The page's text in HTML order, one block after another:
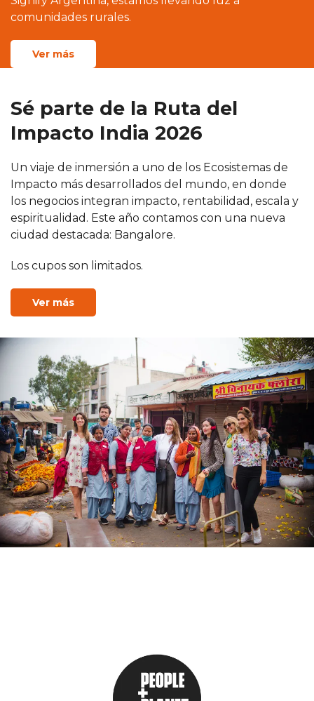
comunidades rurales.
Ver más
Sé parte de la Ruta del
Impacto India 2026
Un viaje de inmersión a uno de los Ecosistemas de
Impacto más desarrollados del mundo, en donde
los negocios integran impacto, rentabilidad, escala y
espiritualidad. Este año contamos con una nueva
ciudad destacada: Bangalore.
Los cupos son limitados.
Ver más